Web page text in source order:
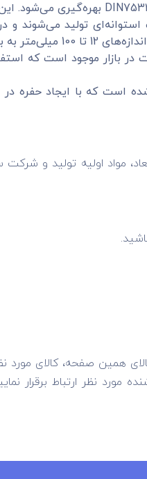
تولید می‌شوند و
در بازار موجود است که
است که با ایجاد حفره
مواد اولیه تولید و
همین صفحه، کالای مورد
نظر ارتباط برقرار